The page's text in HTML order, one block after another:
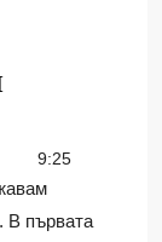
9:25
В първата